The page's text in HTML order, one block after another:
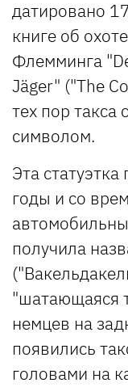
датировано
книге об
Флемминга
Jäger" ("The
тех пор
символом.
Эта
годы и со
получила
"шатающаяся
немцев на
появились
головами на